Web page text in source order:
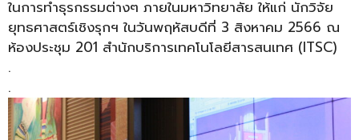
ในการทำธุรกรรมต่างๆ ภายในมหาวิทยาลัย ให้แก่ นักวิจัย
ยุทธศาสตร์เชิงรุกฯ ในวันพฤหัสบดีที่ 3 สิงหาคม 2566 ณ
ห้องประชุม 201 สำนักบริการเทคโนโลยีสารสนเทศ (ITSC)
.
.